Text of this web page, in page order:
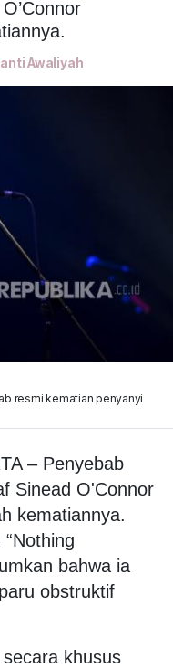
Awaliyah
resmi kematian penyanyi
– Penyebab
Sinead O'Connor
kematiannya.
bahwa ia
obstruktif
khusus